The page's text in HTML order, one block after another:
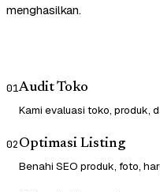
menghasilkan.
01Audit Toko
Kami evaluasi toko, produk,
02Optimasi Listing
Benahi SEO produk, foto,